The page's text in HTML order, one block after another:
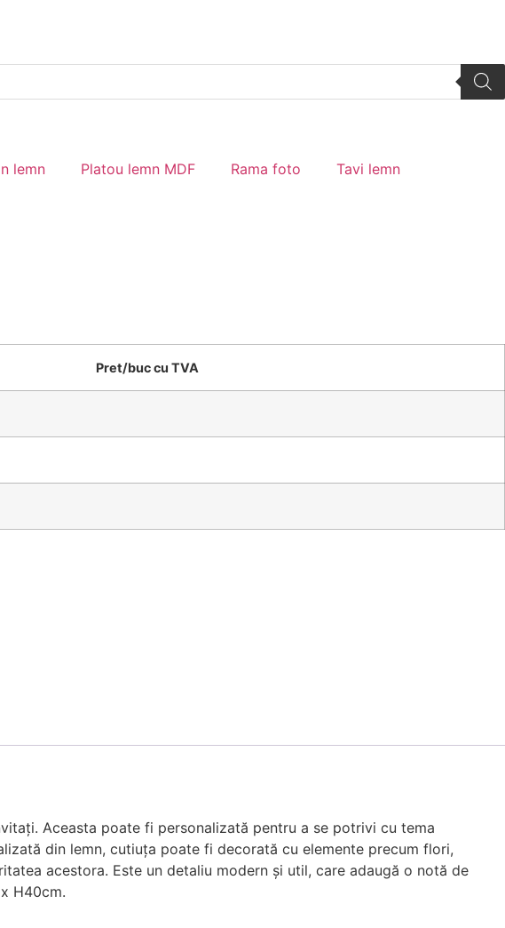
lemn Platou lemn MDF Rama foto Tavi lemn
Pret/buc cu TVA
Aceasta poate fi personalizată pentru a se potrivi cu tema
din lemn, cutiuța poate fi decorată cu elemente precum flori,
acestora. Este un detaliu modern și util, care adaugă o notă de
H40cm.